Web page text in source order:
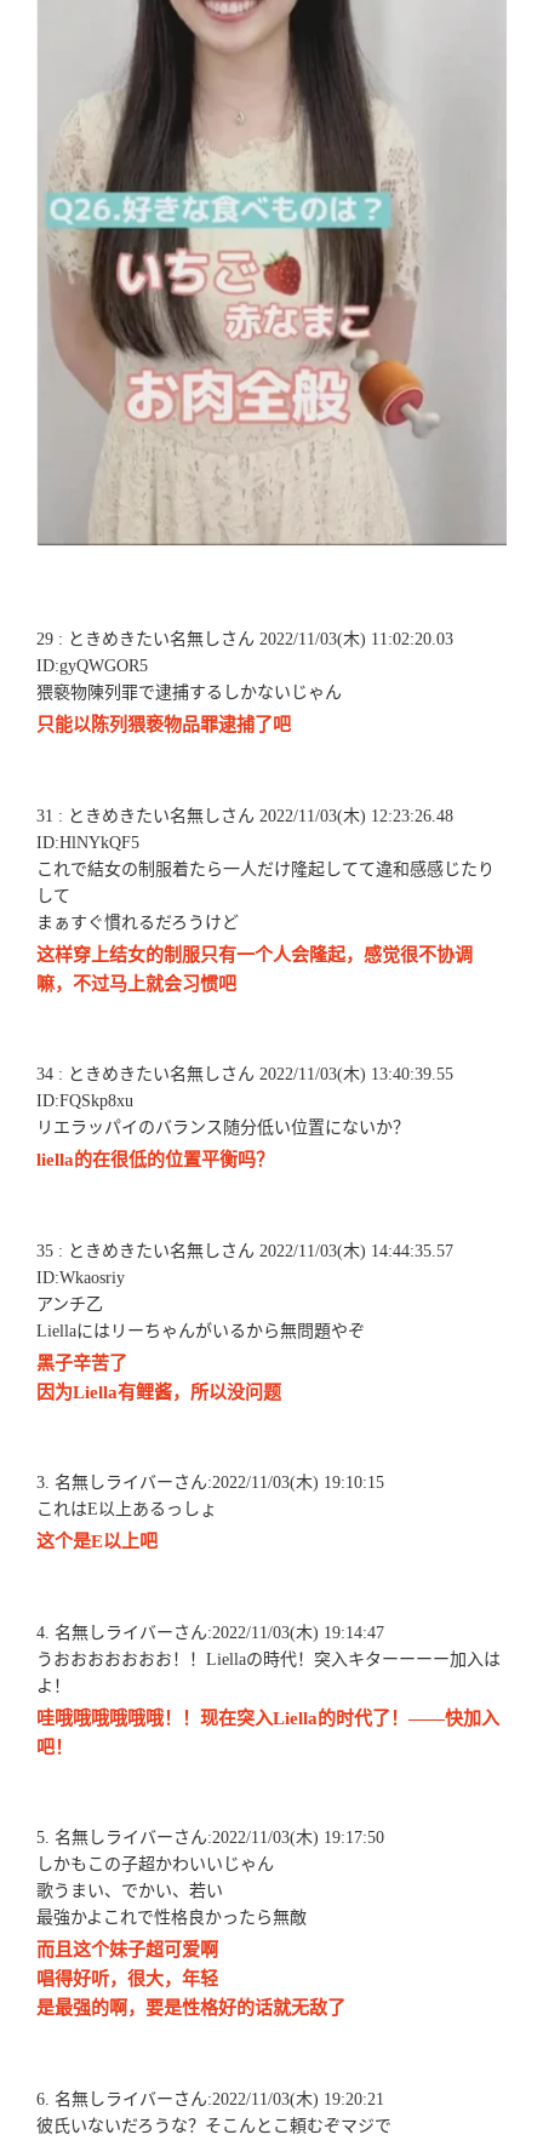
29 : ときめきたい名無しさん 2022/11/03(木) 11:02:20.03
ID:gyQWGOR5
猥褻物陳列罪で逮捕するしかないじゃん
只能以陈列猥亵物品罪逮捕了吧
31 : ときめきたい名無しさん 2022/11/03(木) 12:23:26.48
ID:HlNYkQF5
これで結女の制服着たら一人だけ隆起してて違和感感じたり
して
まぁすぐ慣れるだろうけど
这样穿上结女的制服只有一个人会隆起，感觉很不协调
嘛，不过马上就会习惯吧
34 : ときめきたい名無しさん 2022/11/03(木) 13:40:39.55
ID:FQSkp8xu
リエラッパイのバランス随分低い位置にないか？
liella的在很低的位置平衡吗？
35 : ときめきたい名無しさん 2022/11/03(木) 14:44:35.57
ID:Wkaosriy
アンチ乙
Liellaにはリーちゃんがいるから無問題やぞ
黑子辛苦了
因为Liella有鲤酱，所以没问题
3. 名無しライバーさん:2022/11/03(木) 19:10:15
これはE以上あるっしょ
这个是E以上吧
4. 名無しライバーさん:2022/11/03(木) 19:14:47
うおおおおおおお！！Liellaの時代！突入キターーーー加入は
よ！
哇哦哦哦哦哦哦！！现在突入Liella的时代了！——快加入
吧！
5. 名無しライバーさん:2022/11/03(木) 19:17:50
しかもこの子超かわいいじゃん
歌うまい、でかい、若い
最強かよこれで性格良かったら無敵
而且这个妹子超可爱啊
唱得好听，很大，年轻
是最强的啊，要是性格好的话就无敌了
6. 名無しライバーさん:2022/11/03(木) 19:20:21
彼氏いないだろうな？そこんとこ頼むぞマジで